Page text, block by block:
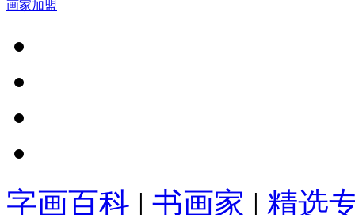
画家加盟
字画百科 | 书画家 | 精选